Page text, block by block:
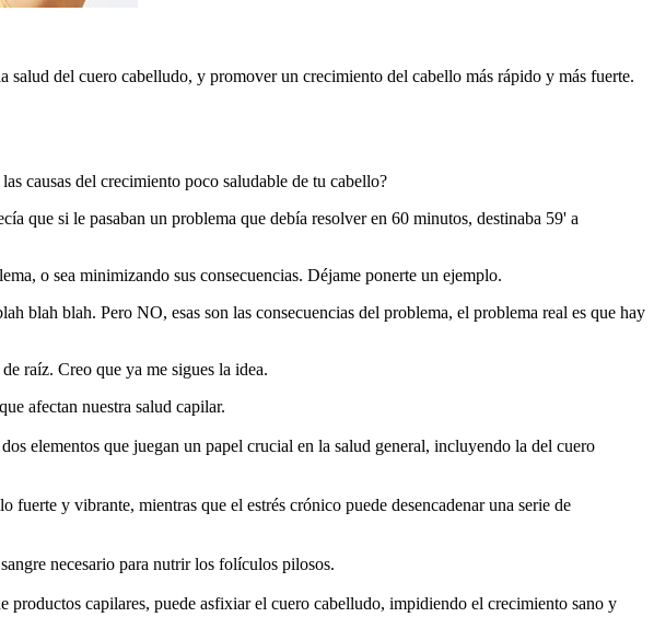
del cuero cabelludo, y promover un crecimiento del cabello más rápido y más fuerte.
causas del crecimiento poco saludable de tu cabello?
que si le pasaban un problema que debía resolver en 60 minutos, destinaba 59' a
o sea minimizando sus consecuencias. Déjame ponerte un ejemplo.
blah blah. Pero NO, esas son las consecuencias del problema, el problema real es que hay
raíz. Creo que ya me sigues la idea.
afectan nuestra salud capilar.
dos elementos que juegan un papel crucial en la salud general, incluyendo la del cuero
y vibrante, mientras que el estrés crónico puede desencadenar una serie de
necesario para nutrir los folículos pilosos.
capilares, puede asfixiar el cuero cabelludo, impidiendo el crecimiento sano y